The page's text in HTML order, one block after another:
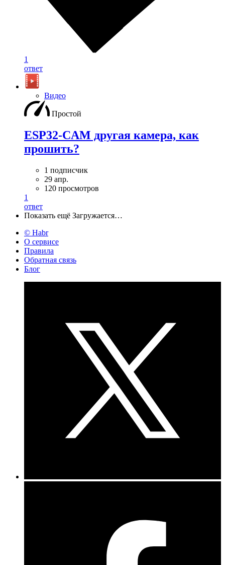
1
ответ
Видео
Простой
ESP32-CAM другая камера, как
прошить?
1 подписчик
29 апр.
120 просмотров
1
ответ
Показать ещё Загружается…
© Habr
О сервисе
Правила
Обратная связь
Блог